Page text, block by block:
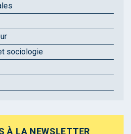
sociologie
À LA NEWSLETTER